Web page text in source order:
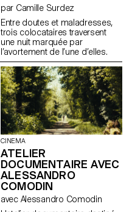
par Camille Surdez
Entre doutes et maladresses,
trois colocataires traversent
une nuit marquée par
l’avortement de l’une d’elles.
CINEMA
ATELIER
DOCUMENTAIRE AVEC
ALESSANDRO
COMODIN
avec Alessandro Comodin